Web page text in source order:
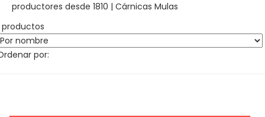
productores desde 1810 | Cárnicas Mulas
productos
por: